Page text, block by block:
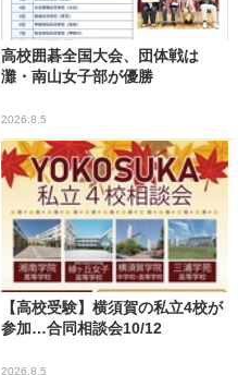
高校囲碁全国大会、団体戦は
灘・南山女子部が優勝
2026.8.5
【高校受験】横須賀の私立4校が
参加…合同相談会10/12
2026.8.5